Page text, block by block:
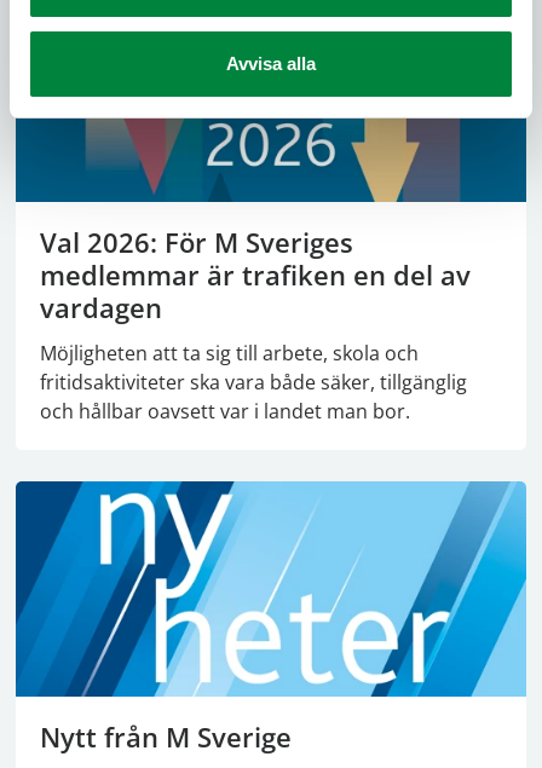
Avvisa alla
Val 2026: För M Sveriges
medlemmar är trafiken en del av
vardagen
Möjligheten att ta sig till arbete, skola och
fritidsaktiviteter ska vara både säker, tillgänglig
och hållbar oavsett var i landet man bor.
Nytt från M Sverige